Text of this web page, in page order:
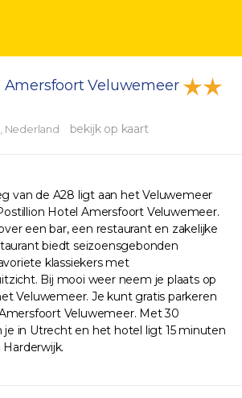
Amersfoort Veluwemeer
Nederland bekijk op kaart
van de A28 ligt aan het Veluwemeer
Hotel Amersfoort Veluwemeer.
een bar, een restaurant en zakelijke
biedt seizoensgebonden
klassiekers met
Bij mooi weer neem je plaats op
Veluwemeer. Je kunt gratis parkeren
Veluwemeer. Met 30
in Utrecht en het hotel ligt 15 minuten